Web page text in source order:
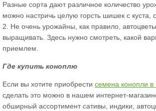
Разные сорта дают различное количество
можно настричь целую горсть шишек с куста,
2. Не очень урожайны, как правило,
выращивать. Здесь нужно смотреть, какой
приемлем.
Где купить коноплю
Если вы хотите приобрести семена конопли в
сделать это можно в нашем интернет-
обширный ассортимент сативы, индики,